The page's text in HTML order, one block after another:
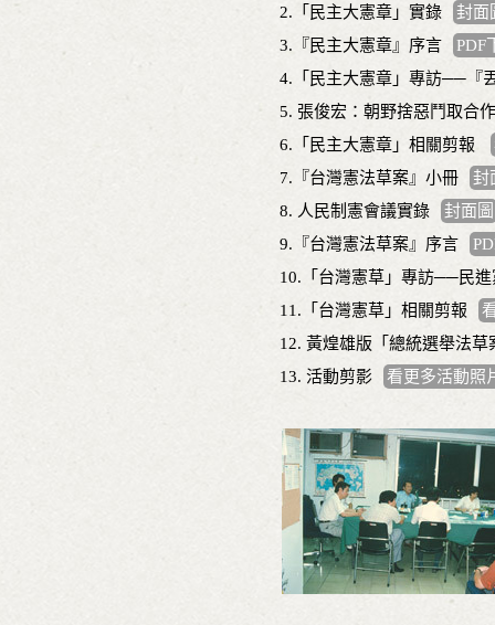
2.「民主大憲章」實錄
封面
3.『民主大憲章』序言
PDF
4.「民主大憲章」專訪──『
5. 張俊宏：朝野捨惡鬥取合
6.「民主大憲章」相關剪報
7.『台灣憲法草案』小冊
封
8. 人民制憲會議實錄
封面圖
9.『台灣憲法草案』序言
10.「台灣憲草」專訪──民進
11.「台灣憲草」相關剪報
12. 黃煌雄版「總統選舉法草
13. 活動剪影
看更多活動照